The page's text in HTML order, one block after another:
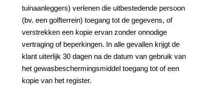
tuinaanleggers) verlenen die uitbestedende persoon
(bv. een golfterrein) toegang tot de gegevens, of
verstrekken een kopie ervan zonder onnodige
vertraging of beperkingen. In alle gevallen krijgt de
klant uiterlijk 30 dagen na de datum van gebruik van
het gewasbeschermingsmiddel toegang tot of een
kopie van het register.